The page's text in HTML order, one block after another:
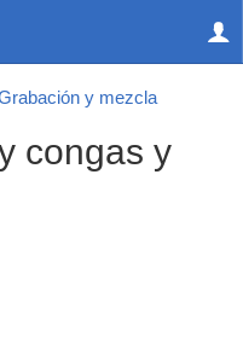
y mezcla
congas y